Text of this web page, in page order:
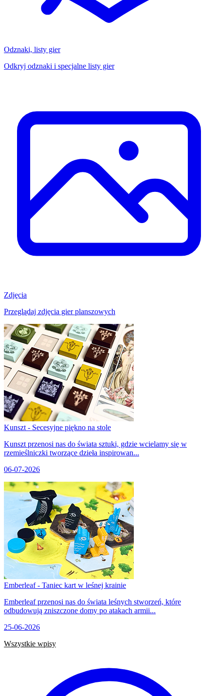
Odznaki, listy gier
Odkryj odznaki i specjalne listy gier
Zdjęcia
Przeglądaj zdjęcia gier planszowych
Kunszt - Secesyjne piękno na stole
Kunszt przenosi nas do świata sztuki, gdzie wcielamy się w
rzemieślniczki tworzące dzieła inspirowan...
06-07-2026
Emberleaf - Taniec kart w leśnej krainie
Emberleaf przenosi nas do świata leśnych stworzeń, które
odbudowują zniszczone domy po atakach armii...
25-06-2026
Wszystkie wpisy